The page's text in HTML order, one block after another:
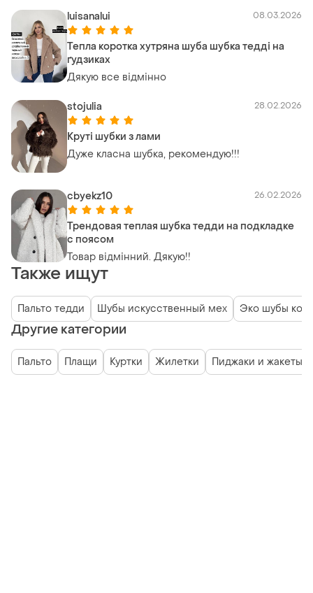
luisanalui 08.03.2026
Тепла коротка хутряна шуба шубка тедді на
ґудзиках
Дякую все відмінно
stojulia 28.02.2026
Круті шубки з лами
Дуже класна шубка, рекомендую!!!
cbyekz10 26.02.2026
Трендовая теплая шубка тедди на подкладке
с поясом
Товар відмінний. Дякую!!
Также ищут
Пальто тедди Шубы искусственный мех Эко шубы
Другие категории
Пальто Плащи Куртки Жилетки Пиджаки и жакеты